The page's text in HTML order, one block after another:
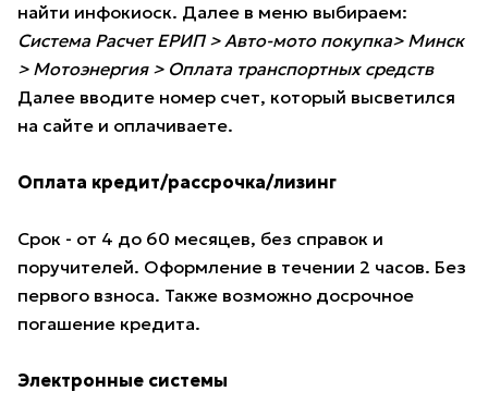
найти инфокиоск. Далее в меню выбираем:
Система Расчет ЕРИП > Авто-мото покупка> Минск
> Мотоэнергия > Оплата транспортных средств
Далее вводите номер счет, который высветился
на сайте и оплачиваете.
Оплата кредит/рассрочка/лизинг
Срок - от 4 до 60 месяцев, без справок и
поручителей. Оформление в течении 2 часов. Без
первого взноса. Также возможно досрочное
погашение кредита.
Электронные системы